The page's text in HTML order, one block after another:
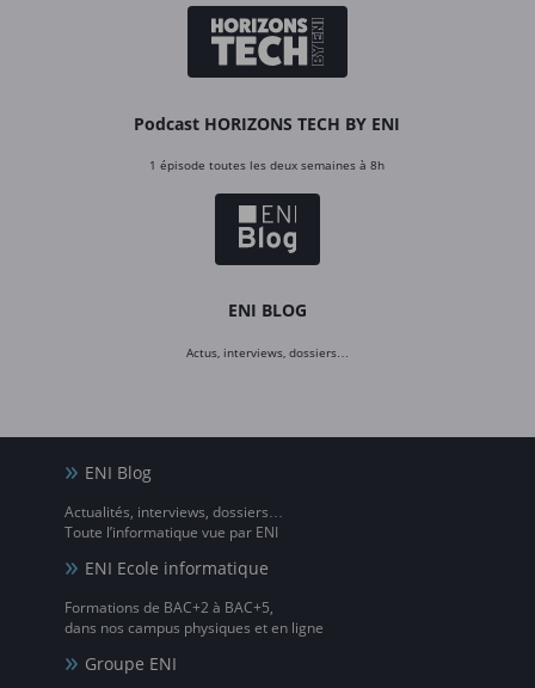
Podcast HORIZONS TECH BY ENI
1 épisode toutes les deux semaines à 8h
ENI BLOG
Actus, interviews, dossiers…
ENI Blog
Actualités, interviews, dossiers…
Toute l’informatique vue par ENI
ENI Ecole informatique
Formations de BAC+2 à BAC+5,
dans nos campus physiques et en ligne
Groupe ENI